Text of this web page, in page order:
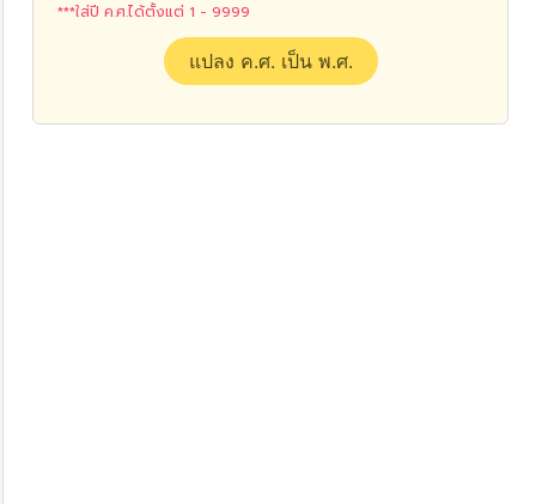
***ใส่ปี ค.ศ.ได้ตั้งแต่ 1 - 9999
แปลง ค.ศ. เป็น พ.ศ.